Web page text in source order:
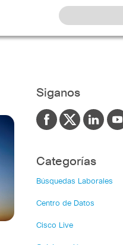
Siganos
Categorías
Búsquedas Laborales
Centro de Datos
Cisco Live